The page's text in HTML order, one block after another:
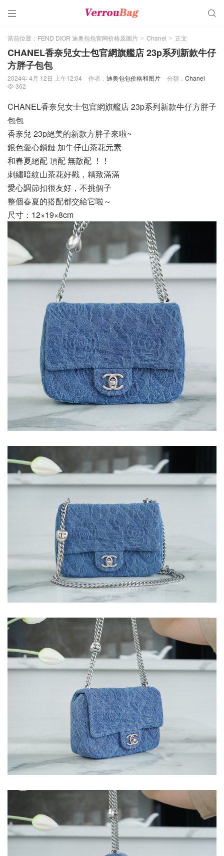
 
當前位置： FEND DIOR 迪奥包包官网价格及圖片 > Chanel > 正文
CHANEL香奈兒女士包官網旗艦店 23p系列新款牛仔
方胖子包包
2024年 4月 12日 上午12:04 作者： 迪奥包包价格和图片 分類： Chanel
 362
CHANEL香奈兒女士包官網旗艦店 23p系列新款牛仔方胖子
包包
香奈兒 23p絕美的新款方胖子來啦~
銀色愛心鎖鏈 加牛仔山茶花元素
和春夏絕配 頂配 無敵配 ！！
刺繡暗紋山茶花好戳，精致滿滿
愛心調節扣很友好，不挑個子
整個春夏的搭配都交給它啦～
尺寸：12×19×8cm